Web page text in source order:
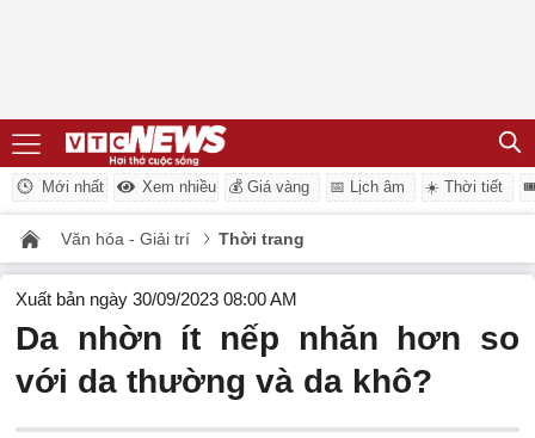
Mới nhất Xem nhiều 💰 Giá vàng 📅 Lịch âm ☀️ Thời tiết
Văn hóa - Giải trí Thời trang
Xuất bản ngày 30/09/2023 08:00 AM
Da nhờn ít nếp nhăn hơn so
với da thường và da khô?